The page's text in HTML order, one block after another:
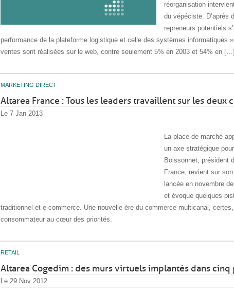
réorganisation
du vépéciste. D’après
repreneurs potentiels
performance de la plateforme logistique et celle des systèmes informatiques
ventes sont réalisées sur le web, contre seulement 5% en 2003 et 54% en […]
MARKETING DIRECT
Altarea France : Tous les leaders travaillent sur les deux
Le 7 Jan 2013
La place de marché
un axe stratégique
Boissonnet, président
France, revient sur
lancée en novembre
et évoque quelques
traditionnel et e-commerce. Une nouvelle ère du commerce multicanal,
consommateur au cœur des priorités.
RETAIL
Altarea Cogedim : des murs virtuels implantés dans cinq
Le 29 Nov 2012